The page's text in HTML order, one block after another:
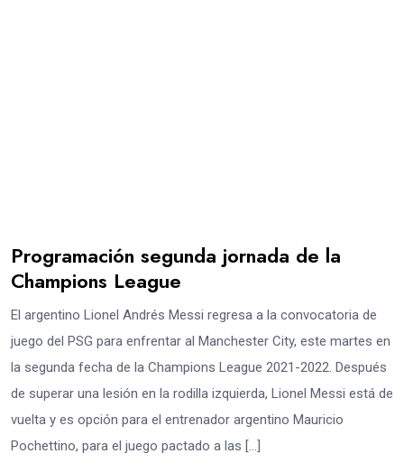
Programación segunda jornada de la
Champions League
El argentino Lionel Andrés Messi regresa a la convocatoria de
juego del PSG para enfrentar al Manchester City, este martes en
la segunda fecha de la Champions League 2021-2022. Después
de superar una lesión en la rodilla izquierda, Lionel Messi está de
vuelta y es opción para el entrenador argentino Mauricio
Pochettino, para el juego pactado a las […]